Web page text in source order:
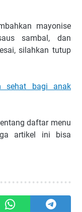
mayonise
sambal, dan
silahkan tutup
sehat bagi anak
daftar menu
artikel ini bisa